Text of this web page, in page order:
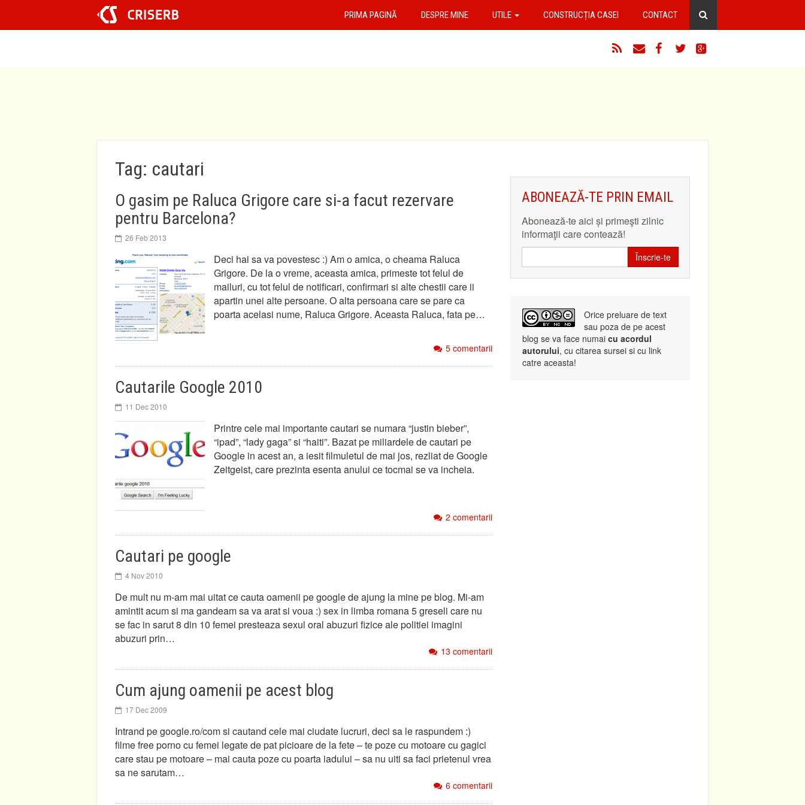
conținut
PRIMA PAGINĂ DESPRE MINE UTILE CONSTRUCȚIA CASEI CONTACT
Tag: cautari
O gasim pe Raluca Grigore care si-a facut rezervare
pentru Barcelona?
26 Feb 2013
Deci hai sa va povestesc :) Am o amica, o cheama Raluca
Grigore. De la o vreme, aceasta amica, primeste tot felul de
mailuri, cu tot felul de notificari, confirmari si alte chestii care ii
apartin unei alte persoane. O alta persoana care se pare ca
poarta acelasi nume, Raluca Grigore. Aceasta Raluca, fata pe…
5 comentarii
Cautarile Google 2010
11 Dec 2010
Printre cele mai importante cautari se numara “justin bieber”,
“ipad”, “lady gaga” si “haiti”. Bazat pe miliardele de cautari pe
Google in acest an, a iesit filmuletul de mai jos, rezliat de Google
Zeitgeist, care prezinta esenta anului ce tocmai se va incheia.
2 comentarii
Cautari pe google
4 Nov 2010
De mult nu m-am mai uitat ce cauta oamenii pe google de ajung la mine pe blog. Mi-am
amintit acum si ma gandeam sa va arat si voua :) sex in limba romana 5 greseli care nu
se fac in sarut 8 din 10 femei presteaza sexul oral abuzuri fizice ale politiei imagini
abuzuri prin…
13 comentarii
Cum ajung oamenii pe acest blog
17 Dec 2009
Intrand pe google.ro/com si cautand cele mai ciudate lucruri, deci sa le raspundem :)
filme free porno cu femei legate de pat picioare de la fete – te poze cu motoare cu gagici
care stau pe motoare – mai cauta poze cu poarta iadului – sa nu uiti sa faci prietenul vrea
sa ne sarutam…
6 comentarii
ABONEAZĂ-TE PRIN EMAIL
Abonează-te aici și primeşti zilnic
informaţii care contează!
Înscrie-te
Orice preluare de text
sau poza de pe acest
blog se va face numai cu acordul
autorului, cu citarea sursei si cu link
catre aceasta!